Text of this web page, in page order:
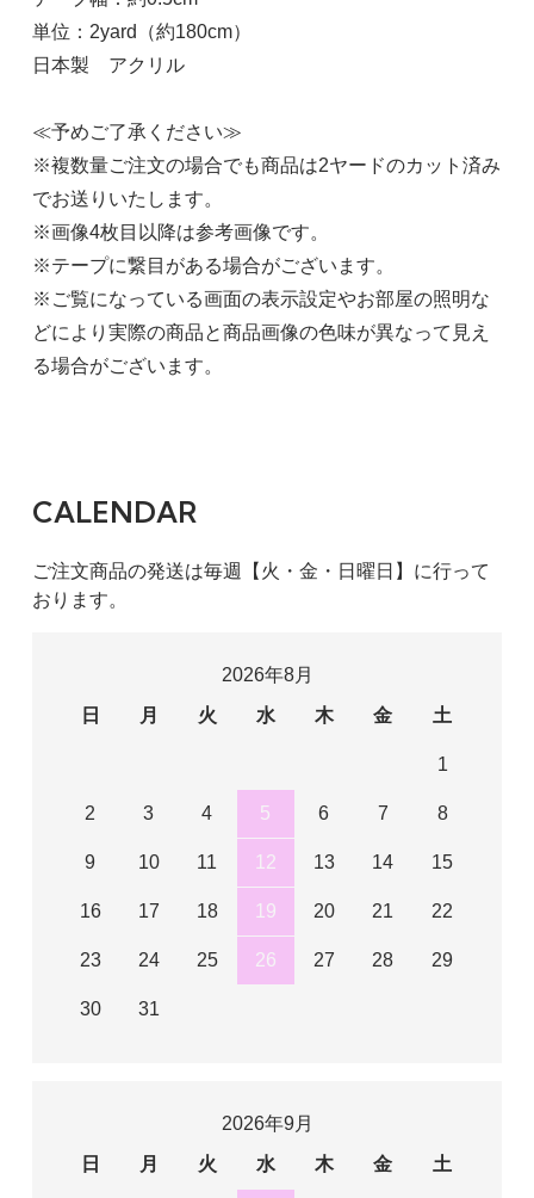
単位：2yard（約180cm）
日本製 アクリル
≪予めご了承ください≫
※複数量ご注文の場合でも商品は2ヤードのカット済み
でお送りいたします。
※画像4枚目以降は参考画像です。
※テープに繋目がある場合がございます。
※ご覧になっている画面の表示設定やお部屋の照明な
どにより実際の商品と商品画像の色味が異なって見え
る場合がございます。
CALENDAR
ご注文商品の発送は毎週【火・金・日曜日】に行って
おります。
2026年8月
日
月 火 水 木 金 土
1
2 3 4 5 6 7 8
9 10 11 12 13 14 15
16 17 18 19 20 21 22
23 24 25 26 27 28 29
30 31
2026年9月
日
月 火 水 木 金 土